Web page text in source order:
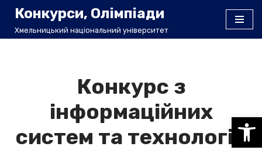
Перейти
Конкурси, Олімпіади
Хмельницький національний університет
Конкурс з
інформаційних
систем та технологій